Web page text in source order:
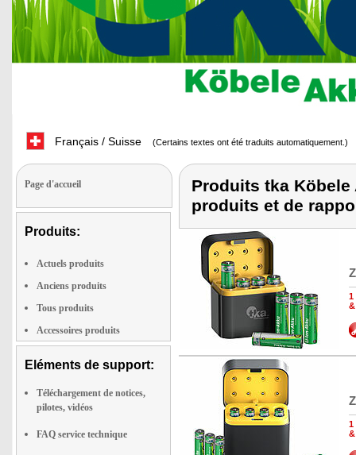
Français / Suisse (Certains textes ont été traduits automatiquement.)
Page d'accueil
Produits:
Actuels produits
Anciens produits
Tous produits
Accessoires produits
Eléments de support:
Téléchargement de notices,
pilotes, vidéos
FAQ service technique
Produits tka
produits et de
1
1